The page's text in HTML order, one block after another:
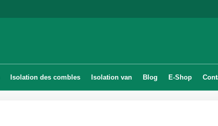
Isolation des combles Isolation van Blog E-Shop